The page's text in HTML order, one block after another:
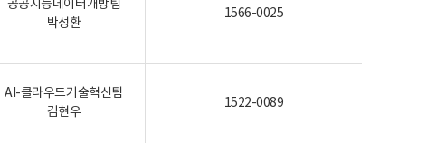
공공지능데이터개방팀
박성환
1566-0025
AI-클라우드기술혁신팀
김현우
1522-0089